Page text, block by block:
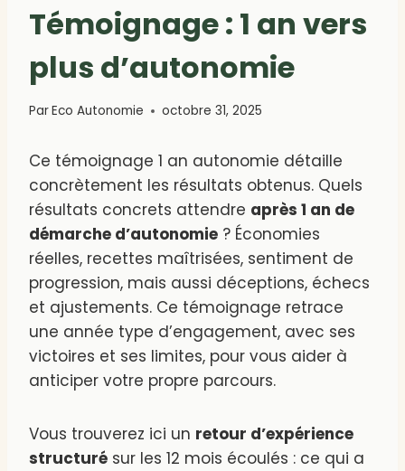
Témoignage : 1 an vers
plus d’autonomie
ParEco Autonomie octobre 31, 2025
Ce témoignage 1 an autonomie détaille
concrètement les résultats obtenus. Quels
résultats concrets attendre après 1 an de
démarche d’autonomie ? Économies
réelles, recettes maîtrisées, sentiment de
progression, mais aussi déceptions, échecs
et ajustements. Ce témoignage retrace
une année type d’engagement, avec ses
victoires et ses limites, pour vous aider à
anticiper votre propre parcours.
Vous trouverez ici un retour d’expérience
structuré sur les 12 mois écoulés : ce qui a